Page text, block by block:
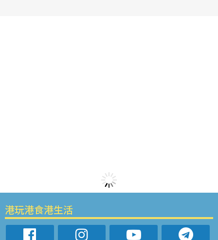
港玩港食港生活